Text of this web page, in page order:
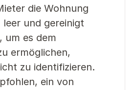
die Wohnung
leer und gereinigt
um es dem
ermöglichen,
zu identifizieren.
ein von